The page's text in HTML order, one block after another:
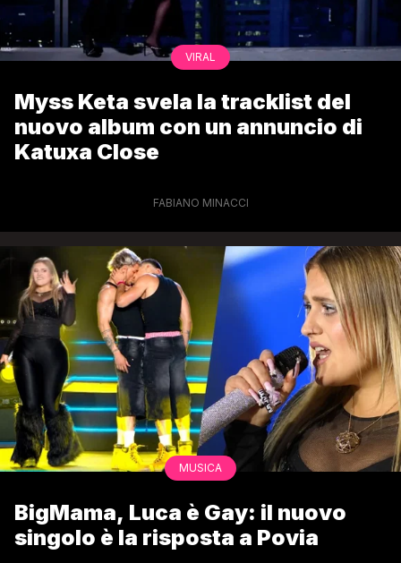
VIRAL
Myss Keta svela la tracklist del
nuovo album con un annuncio di
Katuxa Close
FABIANO MINACCI
MUSICA
BigMama, Luca è Gay: il nuovo
singolo è la risposta a Povia